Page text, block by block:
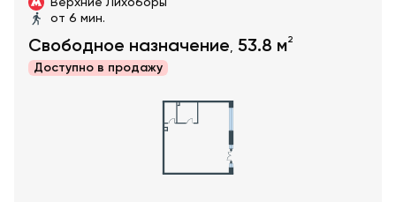
от 6 мин.
Свободное назначение, 53.8 м2
Доступно в продажу